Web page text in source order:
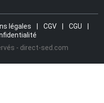
légales CGV CGU
- direct-sed.com